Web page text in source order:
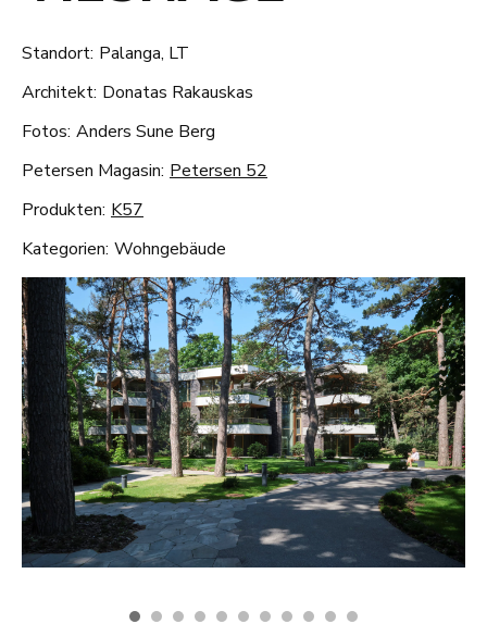
Standort: Palanga, LT
Architekt: Donatas Rakauskas
Fotos: Anders Sune Berg
Petersen Magasin: Petersen 52
Produkten: K57
Kategorien: Wohngebäude